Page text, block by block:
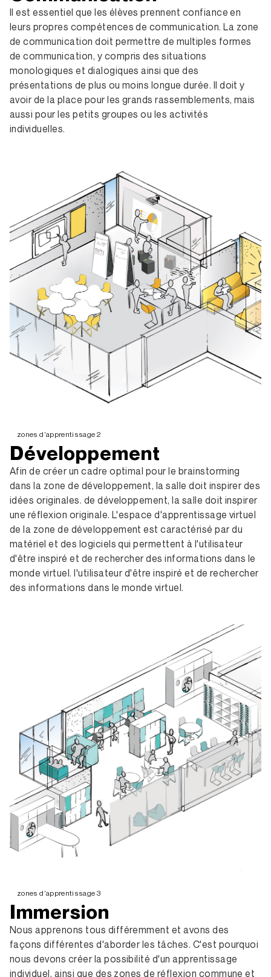
Il est essentiel que les élèves prennent confiance en
leurs propres compétences de communication. La zone
de communication doit permettre de multiples formes
de communication, y compris des situations
monologiques et dialogiques ainsi que des
présentations de plus ou moins longue durée. Il doit y
avoir de la place pour les grands rassemblements, mais
aussi pour les petits groupes ou les activités
individuelles.
zones d'apprentissage 2
Développement
Afin de créer un cadre optimal pour le brainstorming
dans la zone de développement, la salle doit inspirer des
idées originales. de développement, la salle doit inspirer
une réflexion originale. L'espace d'apprentissage virtuel
de la zone de développement est caractérisé par du
matériel et des logiciels qui permettent à l'utilisateur
d'être inspiré et de rechercher des informations dans le
monde virtuel. l'utilisateur d'être inspiré et de rechercher
des informations dans le monde virtuel.
zones d'apprentissage 3
Immersion
Nous apprenons tous différemment et avons des
façons différentes d'aborder les tâches. C'est pourquoi
nous devons créer la possibilité d'un apprentissage
individuel, ainsi que des zones de réflexion commune et